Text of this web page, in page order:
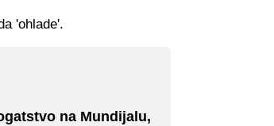
'ohlade'.
na Mundijalu,